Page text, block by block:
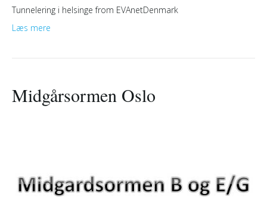
Tunnelering i helsinge from EVAnetDenmark
Læs mere
Midgårsormen Oslo